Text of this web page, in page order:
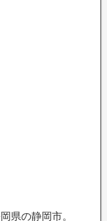
県の静岡市。